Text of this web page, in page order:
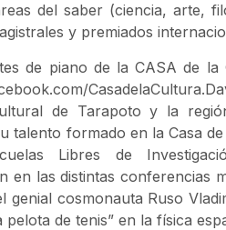
del saber (ciencia, arte,
y premiados
de piano de la CASA de la
de Tarapoto y la
talento formado en la Casa
Libres de
en las distintas conferencias
cosmonauta Ruso
de tenis” en la física